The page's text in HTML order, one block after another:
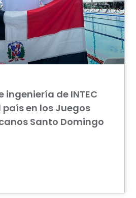
ingeniería de INTEC
en los Juegos
Santo Domingo